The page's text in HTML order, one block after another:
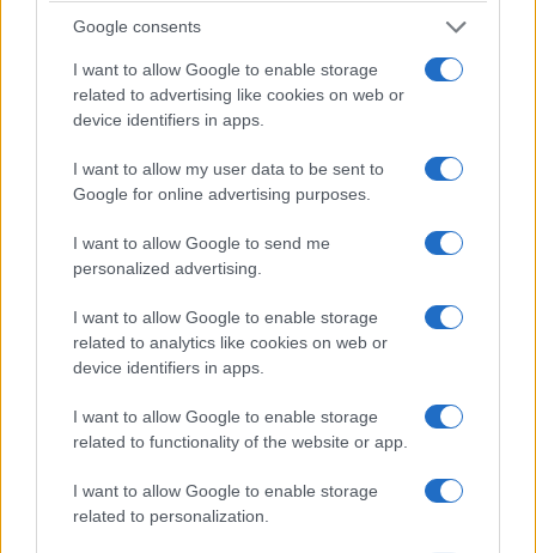
Google consents
I want to allow Google to enable storage
related to advertising like cookies on web or
device identifiers in apps.
I want to allow my user data to be sent to
Google for online advertising purposes.
I want to allow Google to send me
personalized advertising.
I want to allow Google to enable storage
related to analytics like cookies on web or
device identifiers in apps.
I want to allow Google to enable storage
related to functionality of the website or app.
I want to allow Google to enable storage
related to personalization.